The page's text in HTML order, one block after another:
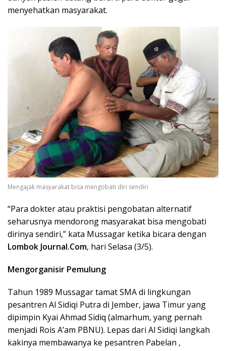
menyehatkan masyarakat.
Mengajak masyarakat bisa mengobati diri sendiri
“Para dokter atau praktisi pengobatan alternatif
seharusnya mendorong masyarakat bisa mengobati
dirinya sendiri,” kata Mussagar ketika bicara dengan
Lombok Journal.Com, hari Selasa (3/5).
Mengorganisir Pemulung
Tahun 1989 Mussagar tamat SMA di lingkungan
pesantren Al Sidiqi Putra di Jember, jawa Timur yang
dipimpin Kyai Ahmad Sidiq (almarhum, yang pernah
menjadi Rois A’am PBNU). Lepas dari Al Sidiqi langkah
kakinya membawanya ke pesantren Pabelan ,